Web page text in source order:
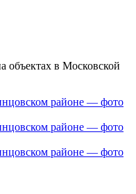
в Московской